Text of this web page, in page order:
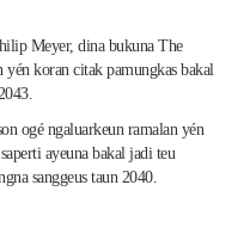
Meyer, dina bukuna The
koran citak pamungkas bakal
ogé ngaluarkeun ramalan yén
ayeuna bakal jadi teu
sanggeus taun 2040.